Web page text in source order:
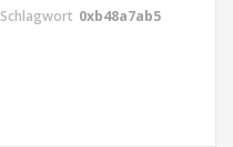
Schlagwort 0xb48a7ab5